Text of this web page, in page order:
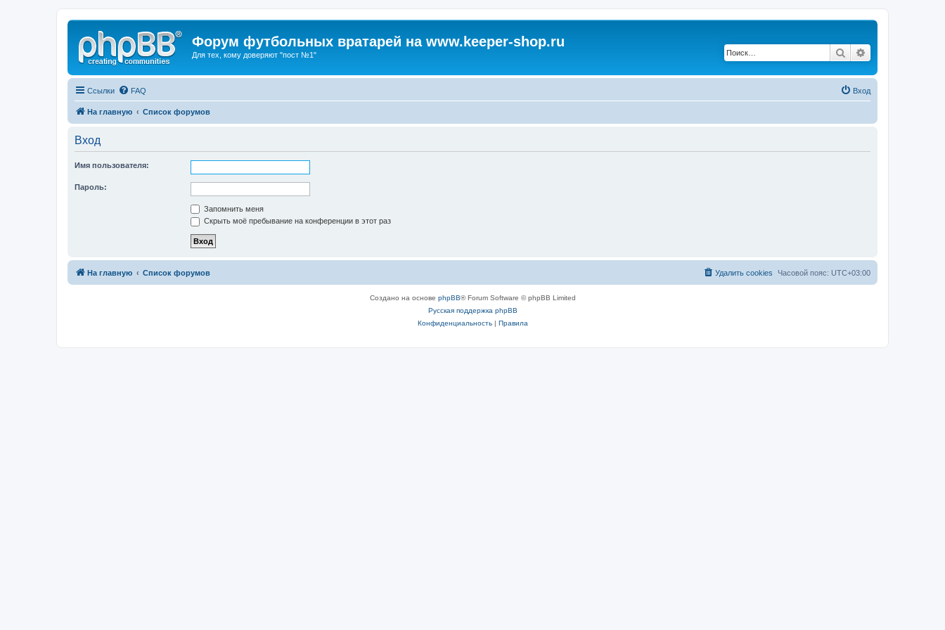
Форум футбольных вратарей на www.keeper-shop.ru
Для тех, кому доверяют "пост №1" Поиск
Ссылки FAQ Вход
На главную Список форумов
Вход
Имя пользователя:
Пароль:
Запомнить меня
Скрыть моё пребывание на конференции в этот раз
На главную Список форумов Часовой пояс: UTC+03:00
Удалить cookies
Создано на основе phpBB® Forum Software © phpBB Limited
Русская поддержка phpBB
Конфиденциальность| Правила